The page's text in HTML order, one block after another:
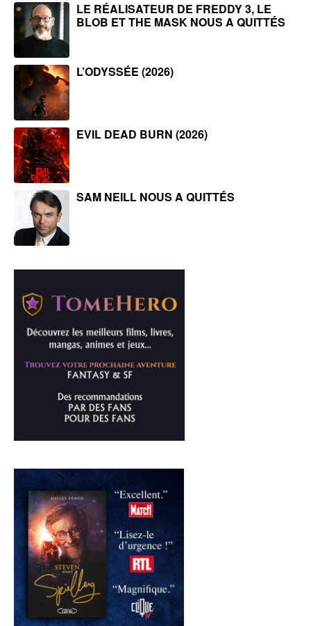
LE RÉALISATEUR DE FREDDY 3, LE
BLOB ET THE MASK NOUS A QUITTÉS
L’ODYSSÉE (2026)
EVIL DEAD BURN (2026)
SAM NEILL NOUS A QUITTÉS